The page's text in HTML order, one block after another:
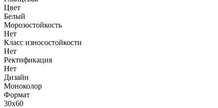
Цвет
Белый
Морозостойкость
Нет
Класс износостойкости
Нет
Ректификация
Нет
Дизайн
Моноколор
Формат
30x60